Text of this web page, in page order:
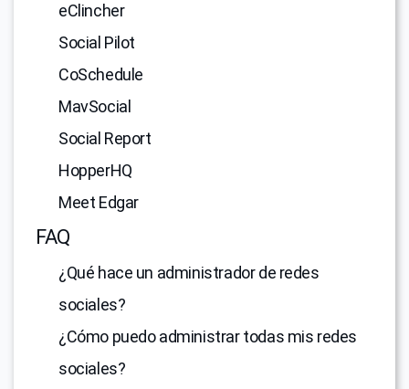
eClincher
Social Pilot
CoSchedule
MavSocial
Social Report
HopperHQ
Meet Edgar
FAQ
¿Qué hace un administrador de redes
sociales?
¿Cómo puedo administrar todas mis redes
sociales?